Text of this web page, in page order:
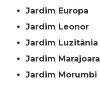
Jardim Europa
Jardim Leonor
Jardim Luzitânia
Jardim Marajoara
Jardim Morumbi